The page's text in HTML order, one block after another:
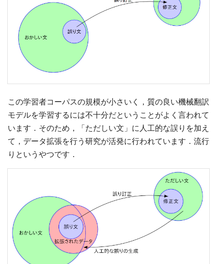
この学習者コーパスの規模が小さいく，質の良い機械翻訳
モデルを学習するには不十分だということがよく言われて
います．そのため，「ただしい文」に人工的な誤りを加え
て，データ拡張を行う研究が活発に行われています．流行
りというやつです．